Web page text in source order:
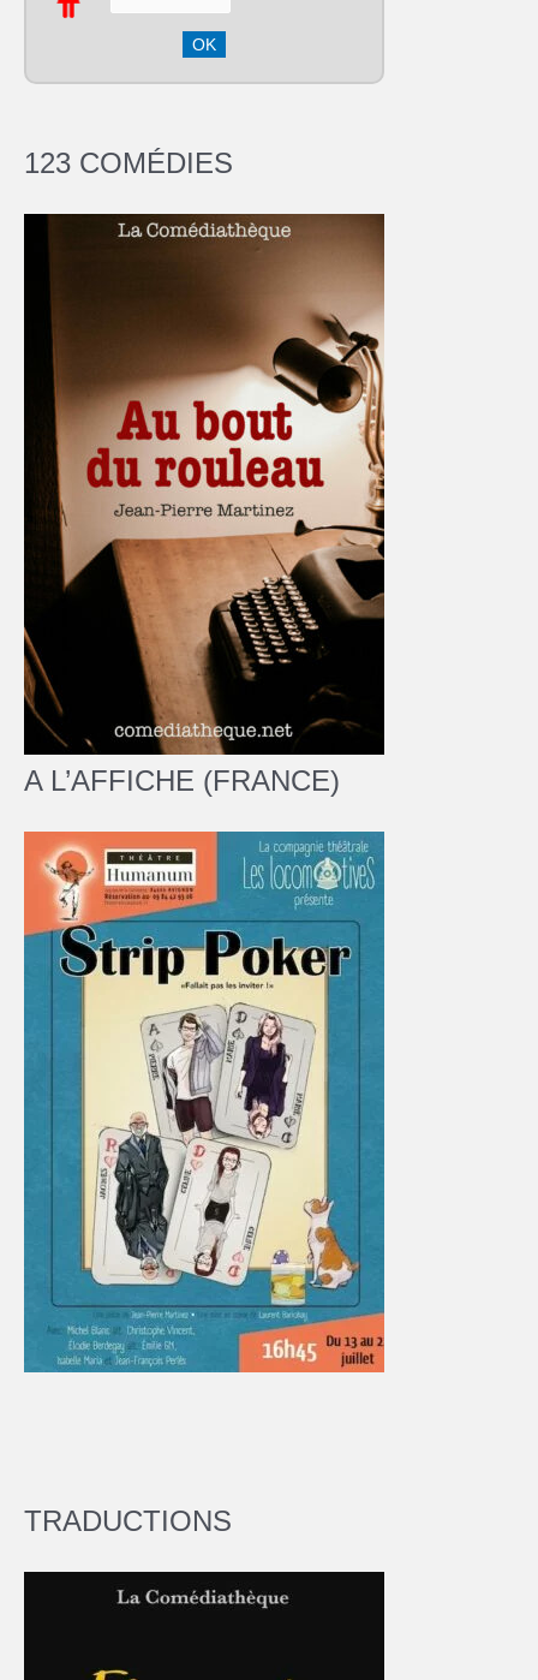
123 COMÉDIES
A L’AFFICHE (FRANCE)
TRADUCTIONS